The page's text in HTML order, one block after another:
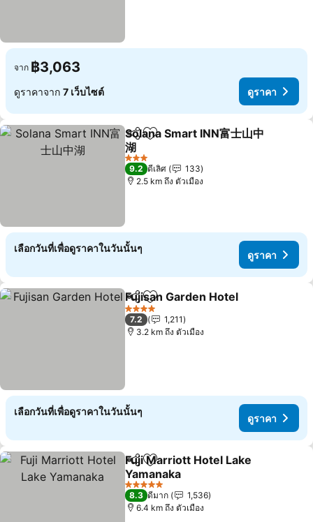
จาก ฿3,063
ดูราคาจาก 7 เว็บไซต์ ดูราคา
แชร์ เพิ่มในรายการโปรด
Solana Smart INN富士山中
湖
3 ดาว
9.2 ดีเลิศ
133
2.5 km ถึง ตัวเมือง
เลือกวันที่เพื่อดูราคาในวันนั้นๆ
ดูราคา
แชร์ เพิ่มในรายการโปรด
Fujisan Garden Hotel
4 ดาว
7.2
1,211
3.2 km ถึง ตัวเมือง
เลือกวันที่เพื่อดูราคาในวันนั้นๆ
ดูราคา
แชร์ เพิ่มในรายการโปรด
Fuji Marriott Hotel Lake
Yamanaka
5 ดาว
8.3 ดีมาก
1,536
6.4 km ถึง ตัวเมือง